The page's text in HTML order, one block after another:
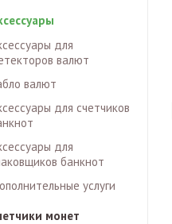
для
валют
валют
для счетчиков
для
банкнот
услуги
монет